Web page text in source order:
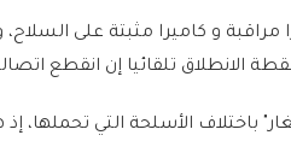
مراقبة و كاميرا مثبتة على السلاح،
الانطلاق تلقائيا إن انقطع